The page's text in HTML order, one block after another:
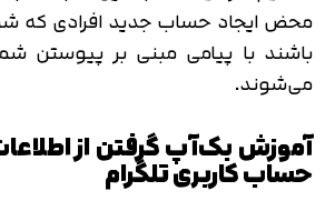
محض ایجاد حساب جدید افرادی که
باشند با پیامی مبنی بر پیوستن
می‌شوند.
آموزش بک‌آپ گرفتن از
حساب کاربری تلگرام